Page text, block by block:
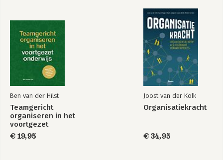
4.4 Niet-financiële doelstellingen behalen 166
Samenvatting 185
Kernbegrippen 186
Vragen 188
Literatuurlijst 189
Illustratieverantwoording 190
Register 191
Ben van der Hilst
Teamgericht
organiseren in het
voortgezet
onderwijs
€ 19,95
Joost van der Kolk
Organisatiekracht
€ 34,95